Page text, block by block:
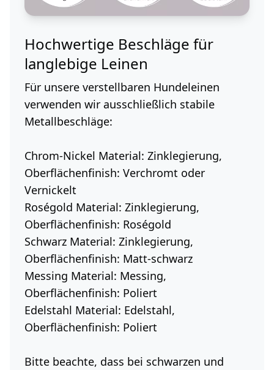
Hochwertige Beschläge für
langlebige Leinen
Für unsere verstellbaren Hundeleinen
verwenden wir ausschließlich stabile
Metallbeschläge:
Chrom-Nickel Material: Zinklegierung,
Oberflächenfinish: Verchromt oder
Vernickelt
Roségold Material: Zinklegierung,
Oberflächenfinish: Roségold
Schwarz Material: Zinklegierung,
Oberflächenfinish: Matt-schwarz
Messing Material: Messing,
Oberflächenfinish: Poliert
Edelstahl Material: Edelstahl,
Oberflächenfinish: Poliert
Bitte beachte, dass bei schwarzen und